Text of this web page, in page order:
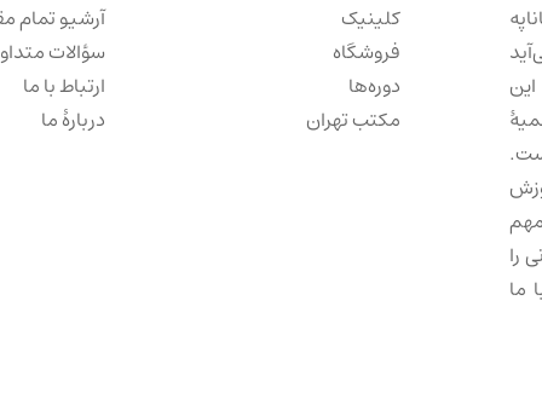
را
ما
کلینیک
فروشگاه
دوره‌ها
مکتب تهران
آرشیو تمام
سؤالات
ارتباط با ما
دربارهٔ ما